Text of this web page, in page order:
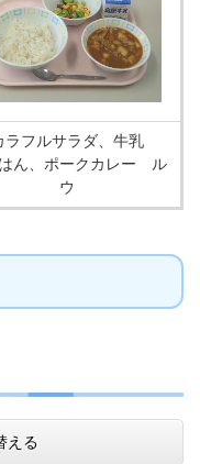
ラフルサラダ、牛乳
ん、ポークカレー ル
ウ
える